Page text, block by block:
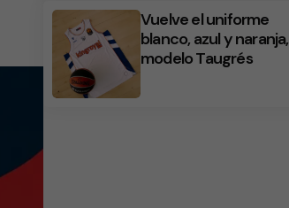
Vuelve el uniforme
blanco, azul y naranja,
modelo Taugrés